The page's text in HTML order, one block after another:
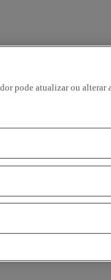
pode atualizar ou